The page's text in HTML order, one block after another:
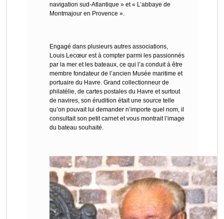
navigation sud-Atlantique » et « L’abbaye de
Montmajour en Provence ».
Engagé dans plusieurs autres associations,
Louis Lecœur est à compter parmi les passionnés
par la mer et les bateaux, ce qui l’a conduit à être
membre fondateur de l’ancien Musée maritime et
portuaire du Havre. Grand collectionneur de
philatélie, de cartes postales du Havre et surtout
de navires, son érudition était une source telle
qu’on pouvait lui demander n’importe quel nom, il
consultait son petit carnet et vous montrait l’image
du bateau souhaité.